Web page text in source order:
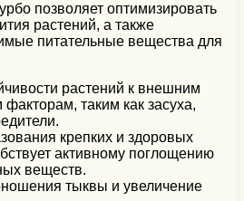
позволяет оптимизировать
растений, а также
питательные вещества для
растений к внешним
таким как засуха,
крепких и здоровых
активному поглощению
веществ.
тыквы и увеличение